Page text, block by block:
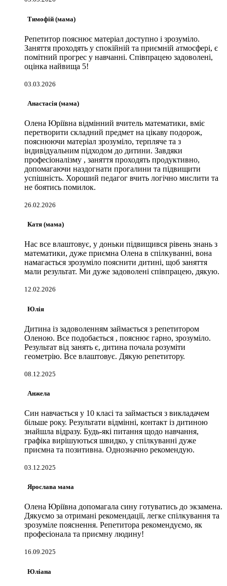
Тимофій (мама)
Репетитор пояснює матеріал доступно і зрозуміло.
Заняття проходять у спокійній та приємній атмосфері, є
помітний прогрес у навчанні. Співпрацею задоволені,
оцінка найвища 5!
03.03.2026
Анастасія (мама)
Олена Юріївна відмінний вчитель математики, вміє
перетворити складний предмет на цікаву подорож,
пояснюючи матеріал зрозуміло, терпляче та з
індивідуальним підходом до дитини. Завдяки
професіоналізму , заняття проходять продуктивно,
допомагаючи наздогнати прогалини та підвищити
успішність. Хороший педагог вчить логічно мислити та
не боятись помилок.
26.02.2026
Катя (мама)
Нас все влаштовує, у доньки підвищився рівень знань з
математики, дуже приємна Олена в спілкуванні, вона
намагається зрозуміло пояснити дитині, щоб заняття
мали результат. Ми дуже задоволені співпрацею, дякую.
12.02.2026
Юлія
Дитина із задоволенням займається з репетитором
Оленою. Все подобається , пояснює гарно, зрозуміло.
Результат від занять є, дитина почала розуміти
геометрію. Все влаштовує. Дякую репетитору.
08.12.2025
Анжела
Син навчається у 10 класі та займається з викладачем
більше року. Результати відмінні, контакт із дитиною
знайшла відразу. Будь-які питання щодо навчання,
графіка вирішуються швидко, у спілкуванні дуже
приємна та позитивна. Однозначно рекомендую.
03.12.2025
Ярослава мама
Олена Юріївна допомагала сину готуватись до экзамена.
Дякуємо за отримані рекомендації, легке спілкування та
зрозуміле пояснення. Репетитора рекомендуємо, як
професіонала та приємну людину!
16.09.2025
Юліана